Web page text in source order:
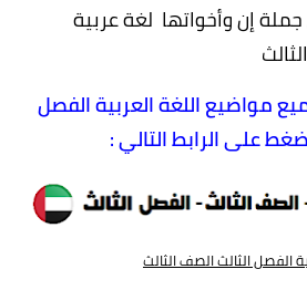
إن وأخواتها لغة عربية
مواضيع اللغة العربية الفصل
على الرابط التالي :
الفصل الثالث الصف الثالث